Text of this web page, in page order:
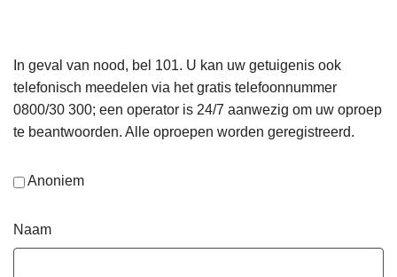
In geval van nood, bel 101. U kan uw getuigenis ook
telefonisch meedelen via het gratis telefoonnummer
0800/30 300; een operator is 24/7 aanwezig om uw oproep
te beantwoorden. Alle oproepen worden geregistreerd.
Anoniem
Naam